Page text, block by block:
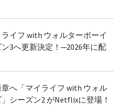
イフ with ウォルターボーイ
3へ更新決定！─2026年に配
へ「マイライフ with ウォル
シーズン2 がNetflixに登場！